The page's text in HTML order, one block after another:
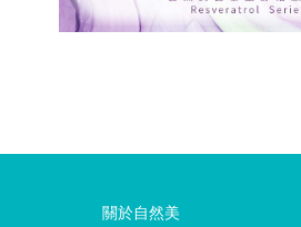
關於自然美